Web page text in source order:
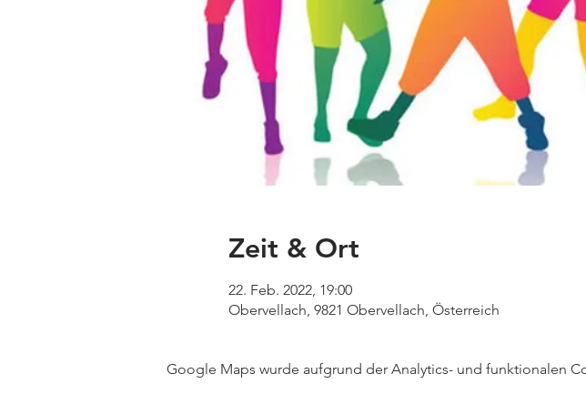
Zeit & Ort
22. Feb. 2022, 19:00
Obervellach, 9821 Obervellach, Österreich
Google Maps wurde aufgrund der Analytics- und funktionalen